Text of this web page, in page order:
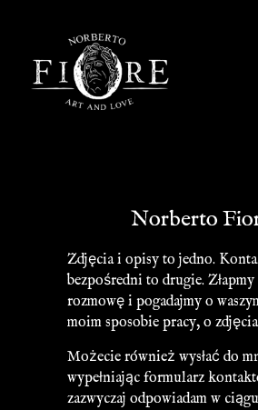
Norberto
Zdjęcia i opisy to jedno.
bezpośredni to drugie.
rozmowę i pogadajmy o
moim sposobie pracy, o
Możecie również wysłać do
wypełniając formularz
zazwyczaj odpowiadam w